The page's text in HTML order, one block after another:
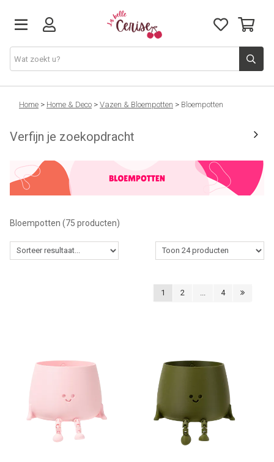
Just arrived
Juwelen & Accessoires
Home & Deco
Home > Home & Deco > Vazen & Bloempotten > Bloempotten
Verfijn je zoekopdracht
Bloempotten (75 producten)
1 2 4